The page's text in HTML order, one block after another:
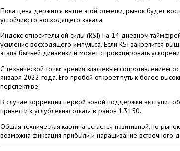
Пока цена держится выше этой отметки, рынок будет
устойчивого восходящего канала.
Индекс относительной силы (RSI) на 14-дневном
усиление восходящего импульса. Если RSI закрепится
этапа бычьей динамики и может спровоцировать
С технической точки зрения ключевым сопротивлением
января 2022 года. Его пробой откроет путь к более
перспективе.
В случае коррекции первой зоной поддержки выступит
привести к углублению отката в район 1,3150.
Общая техническая картина остается позитивной, но
возможна фиксация прибыли и наращивание встречного